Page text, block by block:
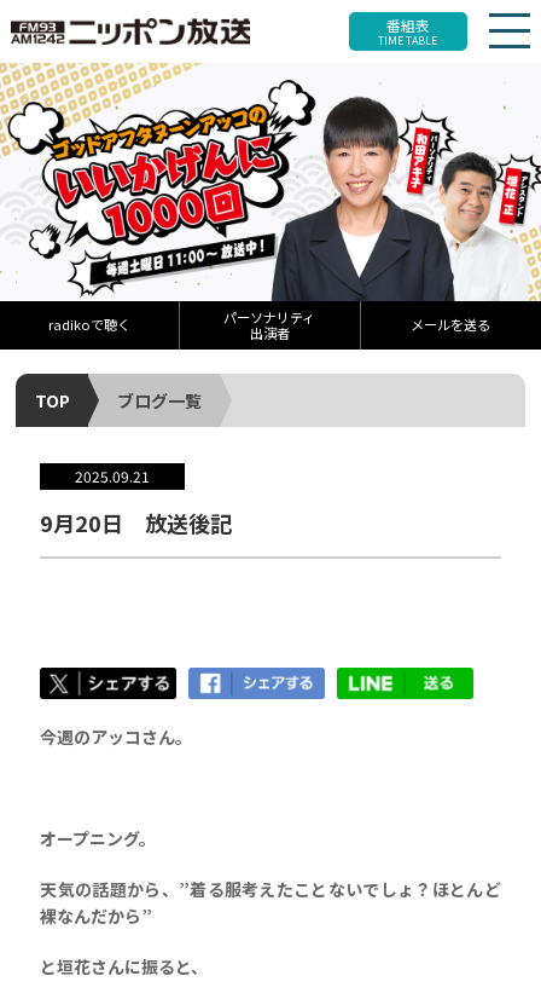
番組表
TIME TABLE
radikoで聴く
パーソナリティ
出演者
メールを送る
TOP ブログ一覧
2025.09.21
9月20日 放送後記
今週のアッコさん。
オープニング。
天気の話題から、”着る服考えたことないでしょ？ほとんど
裸なんだから”
と垣花さんに振ると、